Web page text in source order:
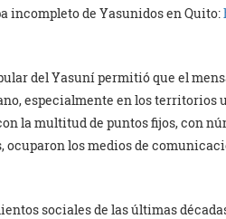
incompleto de Yasunidos en Quito:
del Yasuní permitió que el
especialmente en los territorios
la multitud de puntos fijos, con
ocuparon los medios de
sociales de las últimas